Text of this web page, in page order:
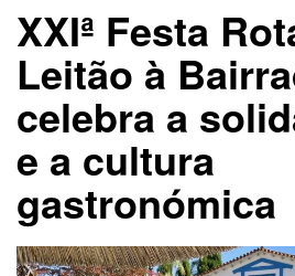
XXIª Festa
Leitão à
celebra a
e a cultura
gastronómica